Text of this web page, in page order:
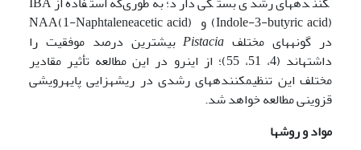
(Indole-3-butyric acid) و NAA(1-Naphtaleneacetic acid)
در گونه­های مختلف Pistaciaبیشترین درصد موفقیت را
داشته­اند (4، 51، 55)؛ از اینرو در این مطالعه تأثیر مقادیر
مختلف این تنظیم­کننده­های رشدی در ریشه­زایی پایه­­رویشی
قزوینی مطالعه خواهد شد.
مواد و روشها